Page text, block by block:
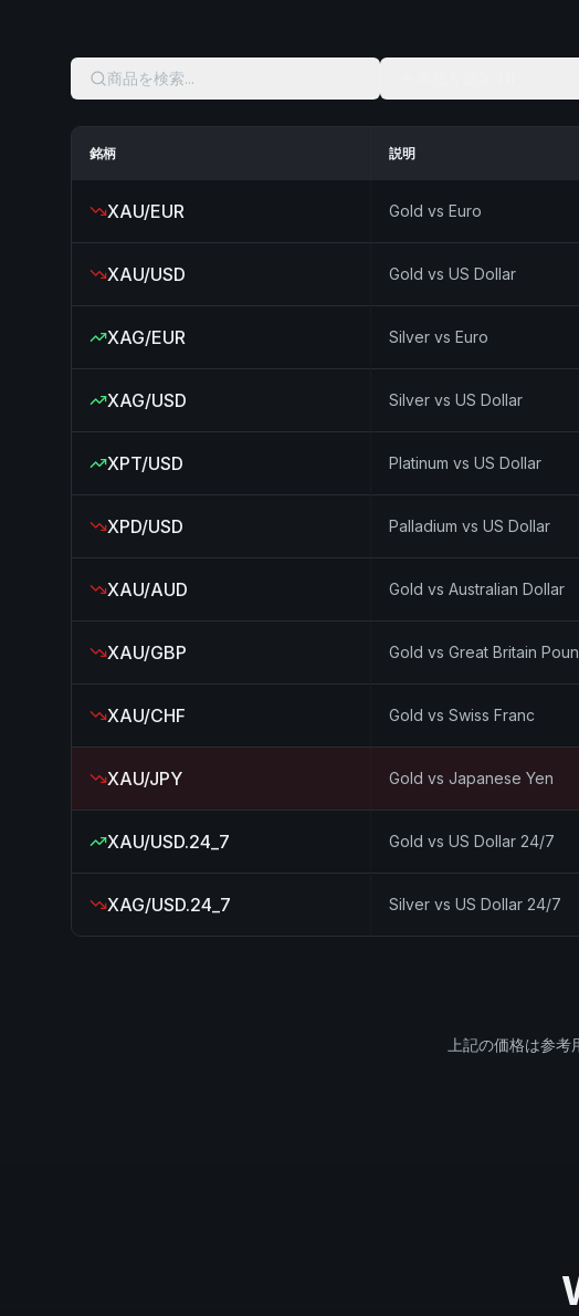
商品を検索...
銘柄 説明
XAU/EUR Gold vs Euro
XAU/USD Gold vs US Dollar
XAG/EUR Silver vs Euro
XAG/USD Silver vs US Dollar
XPT/USD Platinum vs US Dollar
XPD/USD Palladium vs US Dollar
XAU/AUD Gold vs Australian Dollar
XAU/GBP Gold vs Great Britain
XAU/CHF Gold vs Swiss Franc
XAU/JPY Gold vs Japanese Yen
XAU/USD.24_7 Gold vs US Dollar 24/7
XAG/USD.24_7 Silver vs US Dollar 24/7
上記の価格は参